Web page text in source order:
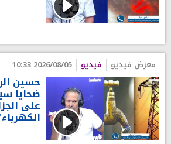
معرض فيديو فيديو 2026/08/05 10:33
حسين
ضحايا
على
الكهرباء'